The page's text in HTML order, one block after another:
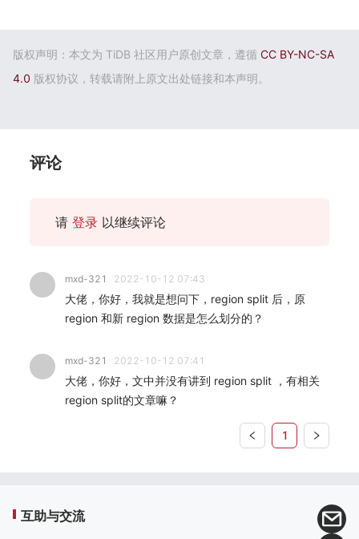
版权声明：本文为 TiDB 社区用户原创文章，遵循 CC BY-NC-SA
4.0 版权协议，转载请附上原文出处链接和本声明。
评论
请 登录 以继续评论
mxd-321 2022-10-12 07:43
大佬，你好，我就是想问下，region split 后，原
region 和新 region 数据是怎么划分的？
mxd-321 2022-10-12 07:41
大佬，你好，文中并没有讲到 region split ，有相关
region split的文章嘛？
1
互助与交流